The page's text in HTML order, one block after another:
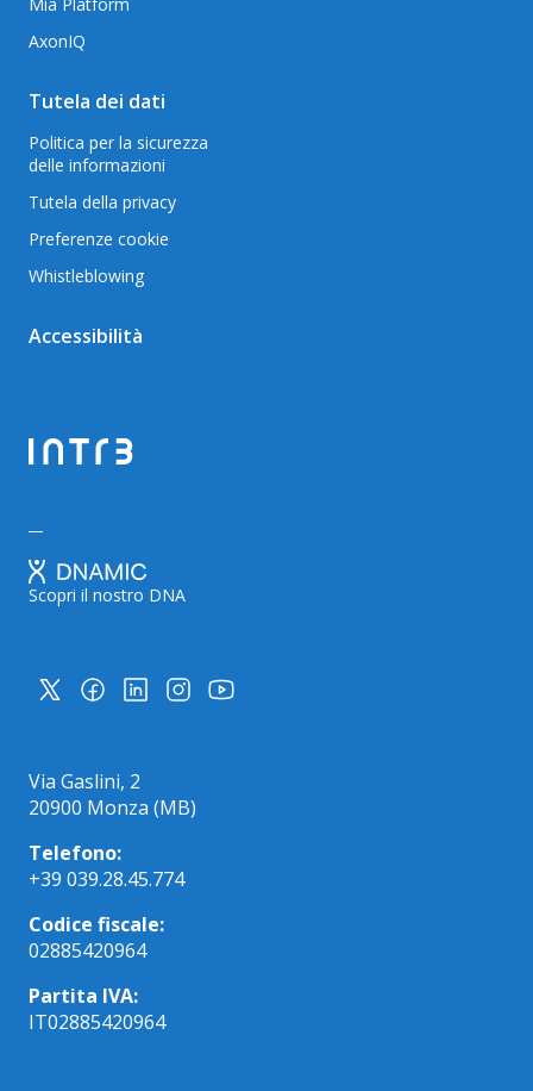
AxonIQ
Tutela dei dati
Politica per la sicurezza
delle informazioni
Tutela della privacy
Preferenze cookie
Whistleblowing
Accessibilità
Scopri il nostro DNA
Via Gaslini, 2
20900 Monza (MB)
Telefono:
+39 039.28.45.774
Codice fiscale:
02885420964
Partita IVA:
IT02885420964